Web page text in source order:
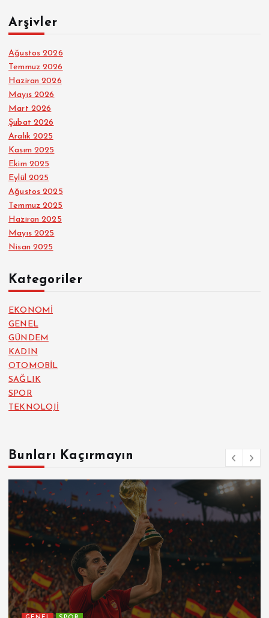
Arşivler
Ağustos 2026
Temmuz 2026
Haziran 2026
Mayıs 2026
Mart 2026
Şubat 2026
Aralık 2025
Kasım 2025
Ekim 2025
Eylül 2025
Ağustos 2025
Temmuz 2025
Haziran 2025
Mayıs 2025
Nisan 2025
Kategoriler
EKONOMİ
GENEL
GÜNDEM
KADIN
OTOMOBİL
SAĞLIK
SPOR
TEKNOLOJİ
Bunları Kaçırmayın